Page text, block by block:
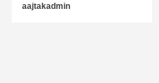
aajtakadmin